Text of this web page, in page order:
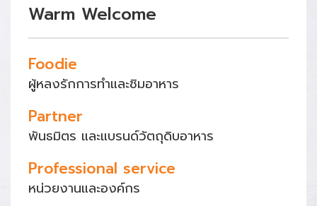
Warm Welcome
Foodie
ผู้หลงรักการทำและชิมอาหาร
Partner
พันธมิตร และแบรนด์วัตถุดิบอาหาร
Professional service
หน่วยงานและองค์กร